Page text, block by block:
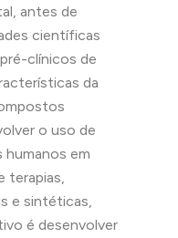
antes de
científicas
clínicos de
da
o uso de
em
terapias,
e sintéticas,
é desenvolver